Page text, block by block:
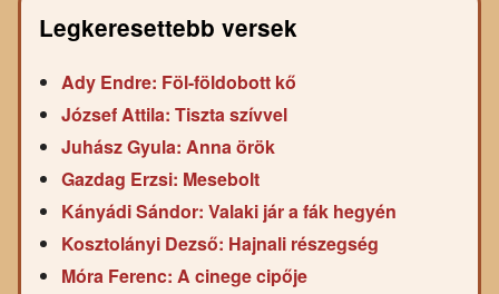
Legkeresettebb versek
Ady Endre: Föl-földobott kő
József Attila: Tiszta szívvel
Juhász Gyula: Anna örök
Gazdag Erzsi: Mesebolt
Kányádi Sándor: Valaki jár a fák hegyén
Kosztolányi Dezső: Hajnali részegség
Móra Ferenc: A cinege cipője